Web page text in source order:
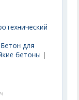
Бетон для
бетоны |